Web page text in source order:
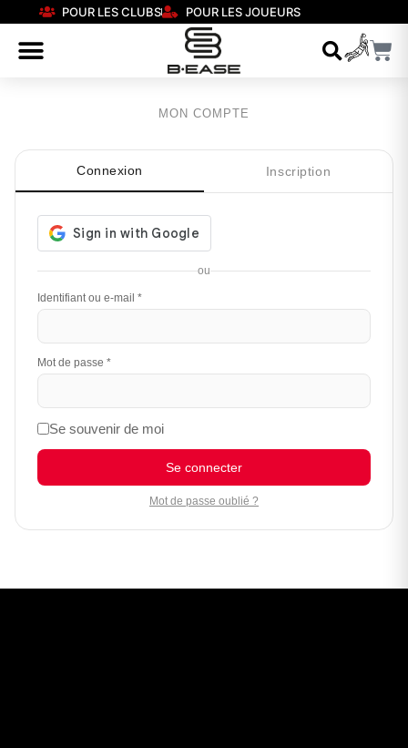
POUR LES CLUBS POUR LES JOUEURS
MON COMPTE
Connexion Inscription
ou
Identifiant ou e-mail *
Mot de passe *
Se souvenir de moi
Se connecter
Mot de passe oublié ?